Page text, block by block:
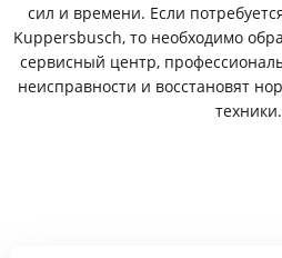
сил и времени. Если
Kuppersbusch, то необходимо
сервисный центр,
неисправности и восстановят
техники.